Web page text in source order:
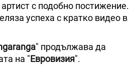
с подобно постижение.
успеха с кратко видео в
" продължава да
на "Евровизия".